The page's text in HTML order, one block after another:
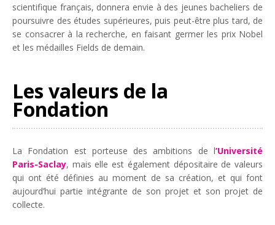
scientifique français, donnera envie à des jeunes bacheliers de
poursuivre des études supérieures, puis peut-être plus tard, de
se consacrer à la recherche, en faisant germer les prix Nobel
et les médailles Fields de demain.
Les valeurs de la
Fondation
La Fondation est porteuse des ambitions de l’Université
Paris-Saclay, mais elle est également dépositaire de valeurs
qui ont été définies au moment de sa création, et qui font
aujourd’hui partie intégrante de son projet et son projet de
collecte.